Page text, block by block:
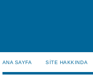
ANA SAYFA SİTE HAKKINDA